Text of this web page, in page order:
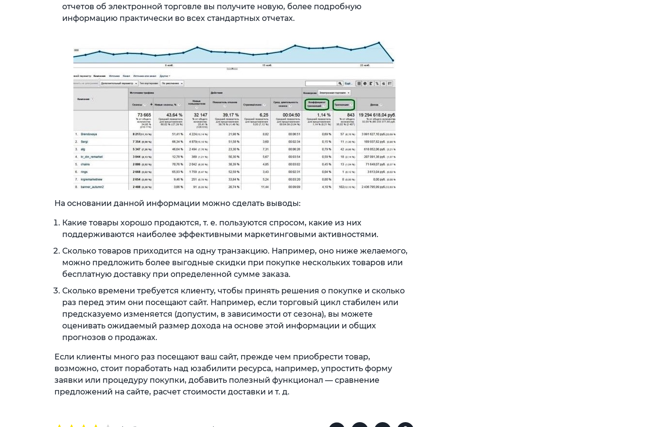
отчетов об электронной торговле вы получите новую, более подробную
информацию практически во всех стандартных отчетах.
На основании данной информации можно сделать выводы:
Какие товары хорошо продаются, т. е. пользуются спросом, какие из них
поддерживаются наиболее эффективными маркетинговыми активностями.
Сколько товаров приходится на одну транзакцию. Например, оно ниже желаемого,
можно предложить более выгодные скидки при покупке нескольких товаров или
бесплатную доставку при определенной сумме заказа.
Сколько времени требуется клиенту, чтобы принять решения о покупке и сколько
раз перед этим они посещают сайт. Например, если торговый цикл стабилен или
предсказуемо изменяется (допустим, в зависимости от сезона), вы можете
оценивать ожидаемый размер дохода на основе этой информации и общих
прогнозов о продажах.
Если клиенты много раз посещают ваш сайт, прежде чем приобрести товар,
возможно, стоит поработать над юзабилити ресурса, например, упростить форму
заявки или процедуру покупки, добавить полезный функционал — сравнение
предложений на сайте, расчет стоимости доставки и т. д.